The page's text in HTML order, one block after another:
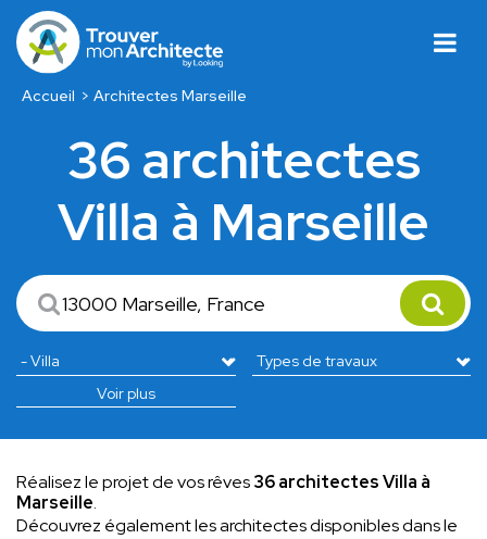
Accueil Architectes Marseille
36 architectes
Villa à Marseille
Voir plus
Réalisez le projet de vos rêves36 architectes Villa à
Marseille.
Découvrez également les architectes disponibles dans le